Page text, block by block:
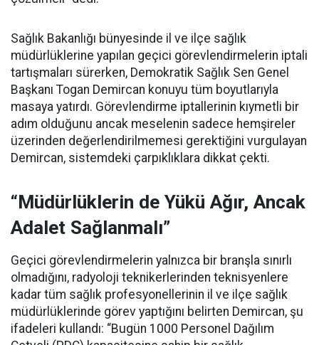
Sağlık Bakanlığı bünyesinde il ve ilçe sağlık
müdürlüklerine yapılan geçici görevlendirmelerin iptali
tartışmaları sürerken, Demokratik Sağlık Sen Genel
Başkanı Togan Demircan konuyu tüm boyutlarıyla
masaya yatırdı. Görevlendirme iptallerinin kıymetli bir
adım olduğunu ancak meselenin sadece hemşireler
üzerinden değerlendirilmemesi gerektiğini vurgulayan
Demircan, sistemdeki çarpıklıklara dikkat çekti.
“Müdürlüklerin de Yükü Ağır, Ancak
Adalet Sağlanmalı”
Geçici görevlendirmelerin yalnızca bir branşla sınırlı
olmadığını, radyoloji teknikerlerinden teknisyenlere
kadar tüm sağlık profesyonellerinin il ve ilçe sağlık
müdürlüklerinde görev yaptığını belirten Demircan, şu
ifadeleri kullandı: “Bugün 1000 Personel Dağılım